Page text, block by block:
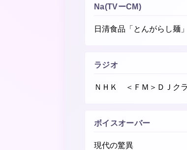
Na(TVーCM)
日清食品「とんがらし麺」
ラジオ
ＮＨＫ ＜ＦＭ＞ＤＪク
ボイスオーバー
現代の驚異